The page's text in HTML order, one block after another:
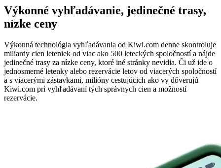
Výkonné vyhľadávanie, jedinečné trasy,
nízke ceny
Výkonná technológia vyhľadávania od Kiwi.com denne skontroluje
miliardy cien leteniek od viac ako 500 leteckých spoločností a nájde
jedinečné trasy za nízke ceny, ktoré iné stránky nevidia. Či už ide o
jednosmerné letenky alebo rezervácie letov od viacerých spoločností
a s viacerými zástavkami, milióny cestujúcich ako vy dôverujú
Kiwi.com pri vyhľadávaní tých správnych cien a možností
rezervácie.